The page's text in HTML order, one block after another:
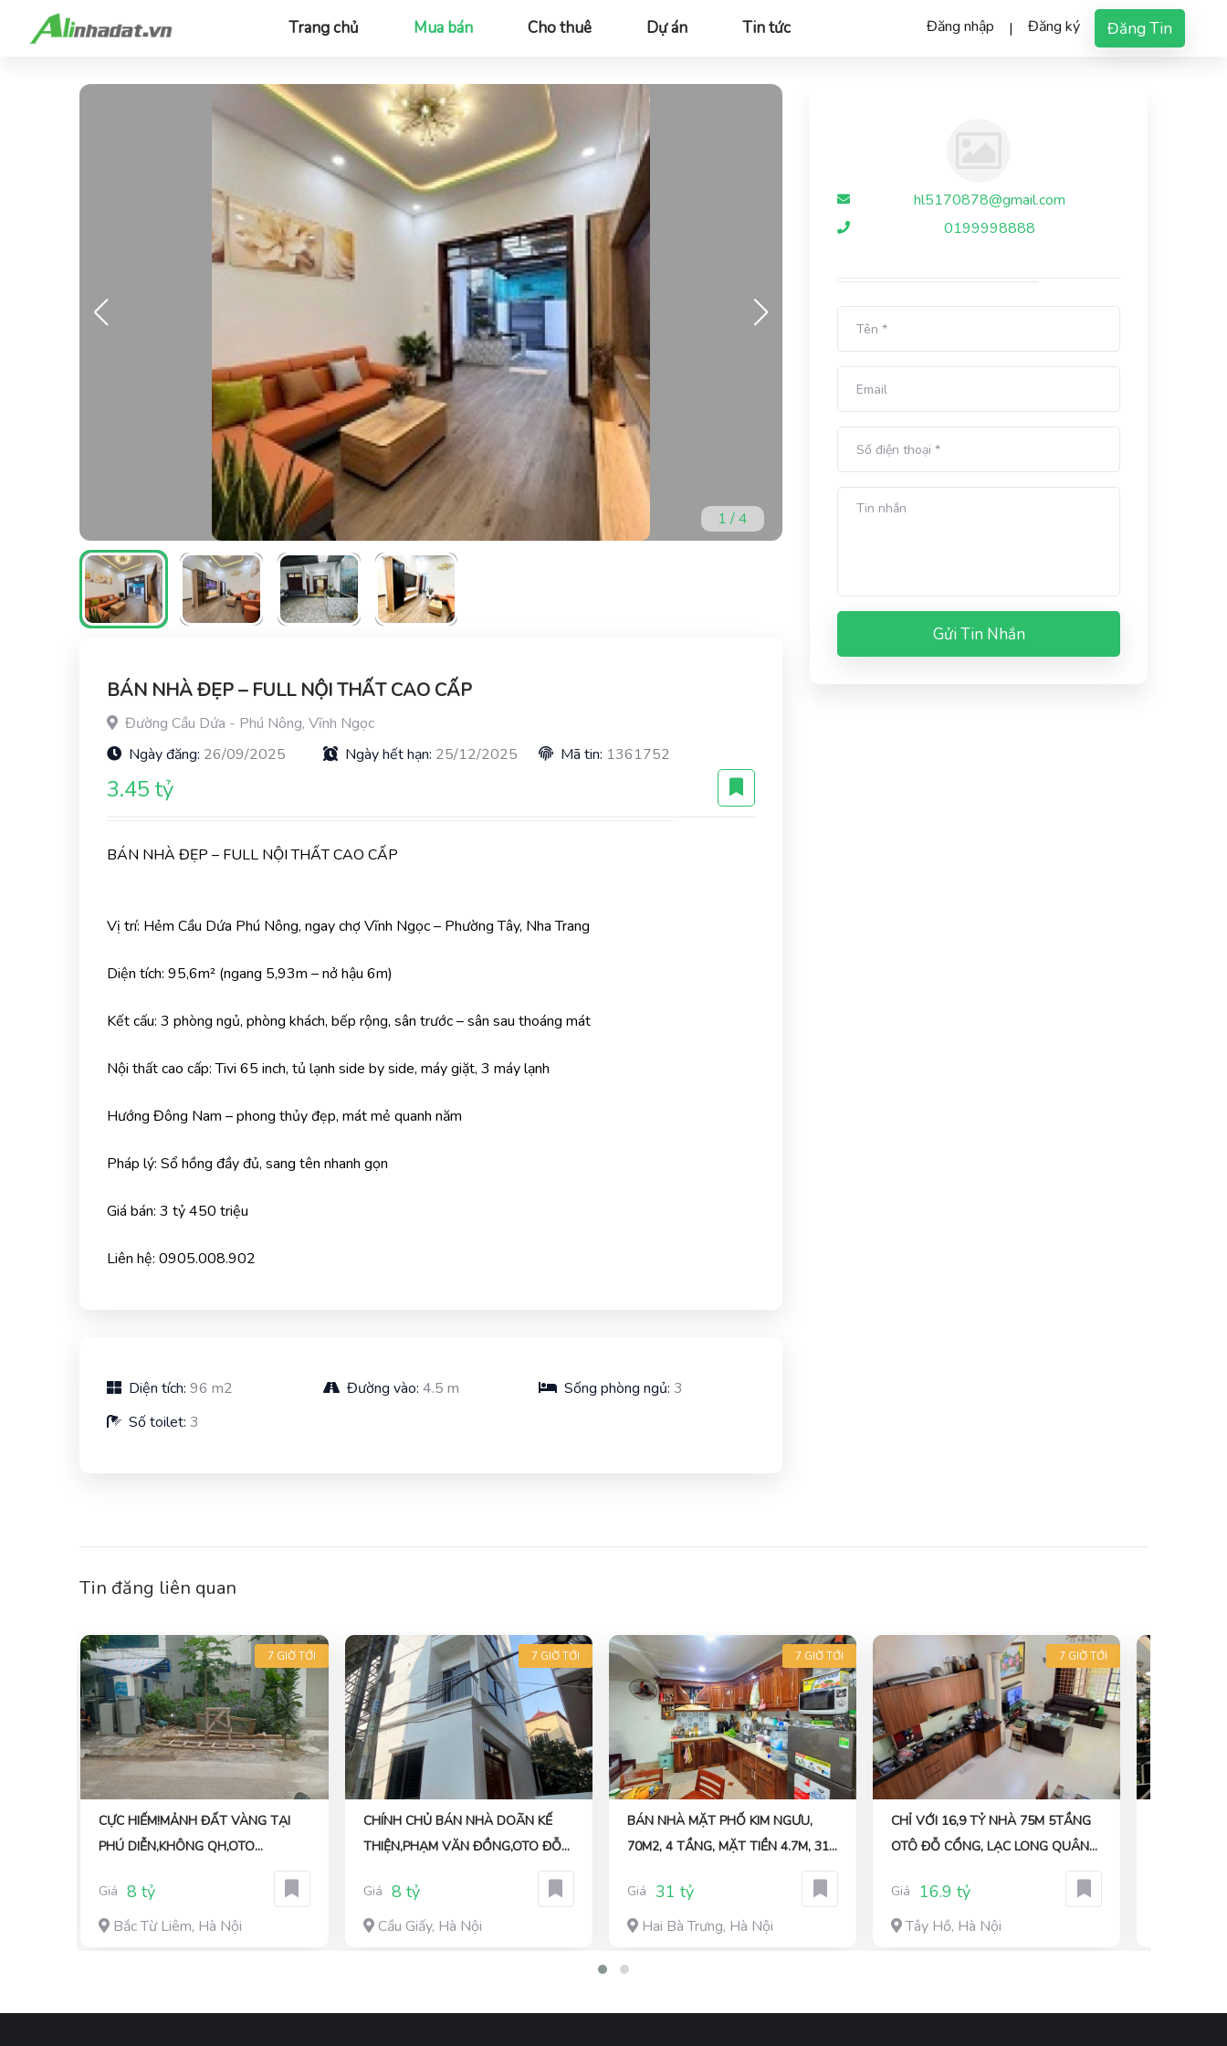
Trang chủ Mua bán Cho thuê Dự án Tin tức Đăng nhập | Đăng ký Đăng Tin
1 /4
BÁN NHÀ ĐẸP – FULL NỘI THẤT CAO CẤP
Đường Cầu Dứa - Phú Nông, Vĩnh Ngọc
Ngày đăng: 26/09/2025 Ngày hết hạn: 25/12/2025 Mã tin: 1361752
3.45 tỷ
BÁN NHÀ ĐẸP – FULL NỘI THẤT CAO CẤP
Vị trí: Hẻm Cầu Dứa Phú Nông, ngay chợ Vĩnh Ngọc – Phường Tây, Nha Trang
Diện tích: 95,6m² (ngang 5,93m – nở hậu 6m)
Kết cấu: 3 phòng ngủ, phòng khách, bếp rộng, sân trước – sân sau thoáng mát
Nội thất cao cấp: Tivi 65 inch, tủ lạnh side by side, máy giặt, 3 máy lạnh
Hướng Đông Nam – phong thủy đẹp, mát mẻ quanh năm
Pháp lý: Sổ hồng đầy đủ, sang tên nhanh gọn
Giá bán: 3 tỷ 450 triệu
Liên hệ: 0905.008.902
Diện tích: 96 m2 Đường vào: 4.5 m Sống phòng ngủ:3
Số toilet: 3
hl5170878@gmail.com
0199998888
Gửi Tin Nhắn
Tin đăng liên quan
7 GIỜ TỚI
CỰC HIẾM!MẢNH ĐẤT VÀNG TẠI
PHÚ DIỄN,KHÔNG QH,OTO
Giá 8 tỷ
Bắc Từ Liêm, Hà Nội
7 GIỜ TỚI
CHÍNH CHỦ BÁN NHÀ DOÃN KẾ
THIỆN,PHẠM VĂN ĐỒNG,OTO ĐỖ
DOANH,DT:40MX5T,8TY
Giá 8 tỷ
Cầu Giấy, Hà Nội
7 GIỜ TỚI
BÁN NHÀ MẶT PHỐ KIM NGƯU,
70M2, 4 TẦNG, MẶT TIỀN 4.7M, 31
TỈ, VỈA HÈ RỘNG, KINH DOANH
ĐỈNH
Giá 31 tỷ
Hai Bà Trưng, Hà Nội
7 GIỜ TỚI
CHỈ VỚI 16,9 TỶ NHÀ 75M 5TẦNG
OTÔ ĐỖ CỔNG, LẠC LONG QUÂN
Giá
16.9 tỷ
Tây Hồ, Hà Nội